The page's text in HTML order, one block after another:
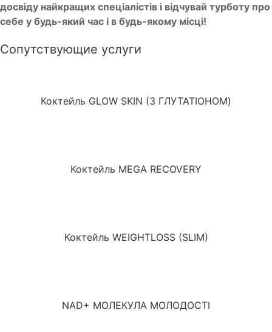
досвіду найкращих спеціалістів і відчувай турботу про
себе у будь-який час і в будь-якому місці!
Сопутствующие услуги
Коктейль GLOW SKIN (З ГЛУТАТІОНОМ)
Коктейль MEGA RECOVERY
Коктейль WEIGHTLOSS (SLIM)
NAD+ МОЛЕКУЛА МОЛОДОСТІ